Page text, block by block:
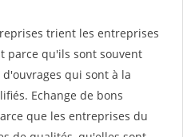
trient les entreprises
parce qu'ils sont souvent
qui sont à la
Echange de bons
que les entreprises du